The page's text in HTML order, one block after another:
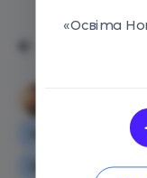
Оглядові
«Освіта